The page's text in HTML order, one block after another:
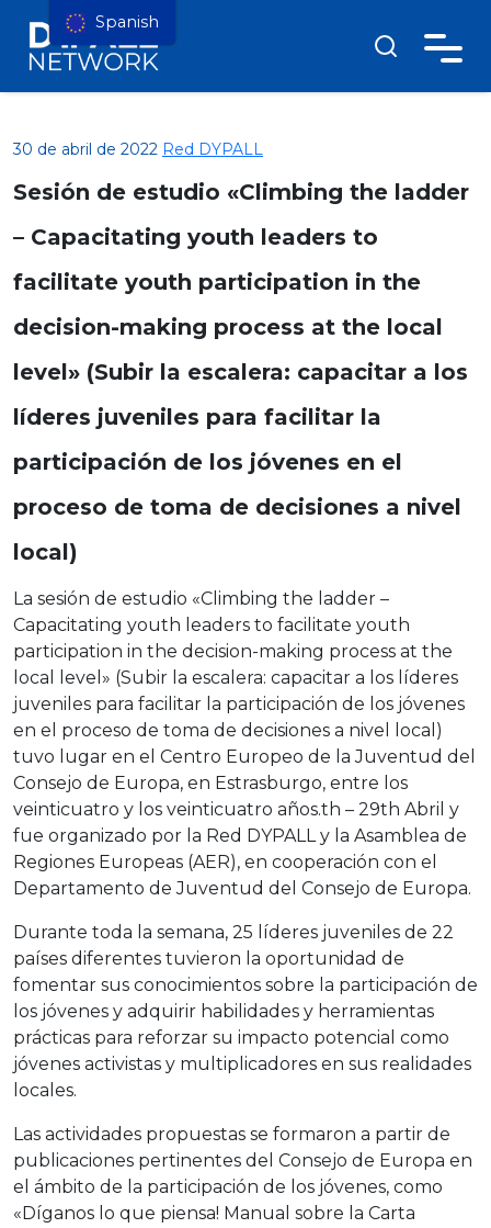
30 de abril de 2022 Red DYPALL
Sesión de estudio «Climbing the ladder
– Capacitating youth leaders to
facilitate youth participation in the
decision-making process at the local
level» (Subir la escalera: capacitar a los
líderes juveniles para facilitar la
participación de los jóvenes en el
proceso de toma de decisiones a nivel
local)
La sesión de estudio «Climbing the ladder –
Capacitating youth leaders to facilitate youth
participation in the decision-making process at the
local level» (Subir la escalera: capacitar a los líderes
juveniles para facilitar la participación de los jóvenes
en el proceso de toma de decisiones a nivel local)
tuvo lugar en el Centro Europeo de la Juventud del
Consejo de Europa, en Estrasburgo, entre los
veinticuatro y los veinticuatro años.th – 29th Abril y
fue organizado por la Red DYPALL y la Asamblea de
Regiones Europeas (AER), en cooperación con el
Departamento de Juventud del Consejo de Europa.
Durante toda la semana, 25 líderes juveniles de 22
países diferentes tuvieron la oportunidad de
fomentar sus conocimientos sobre la participación de
los jóvenes y adquirir habilidades y herramientas
prácticas para reforzar su impacto potencial como
jóvenes activistas y multiplicadores en sus realidades
locales.
Las actividades propuestas se formaron a partir de
publicaciones pertinentes del Consejo de Europa en
el ámbito de la participación de los jóvenes, como
«Díganos lo que piensa! Manual sobre la Carta
Spanish